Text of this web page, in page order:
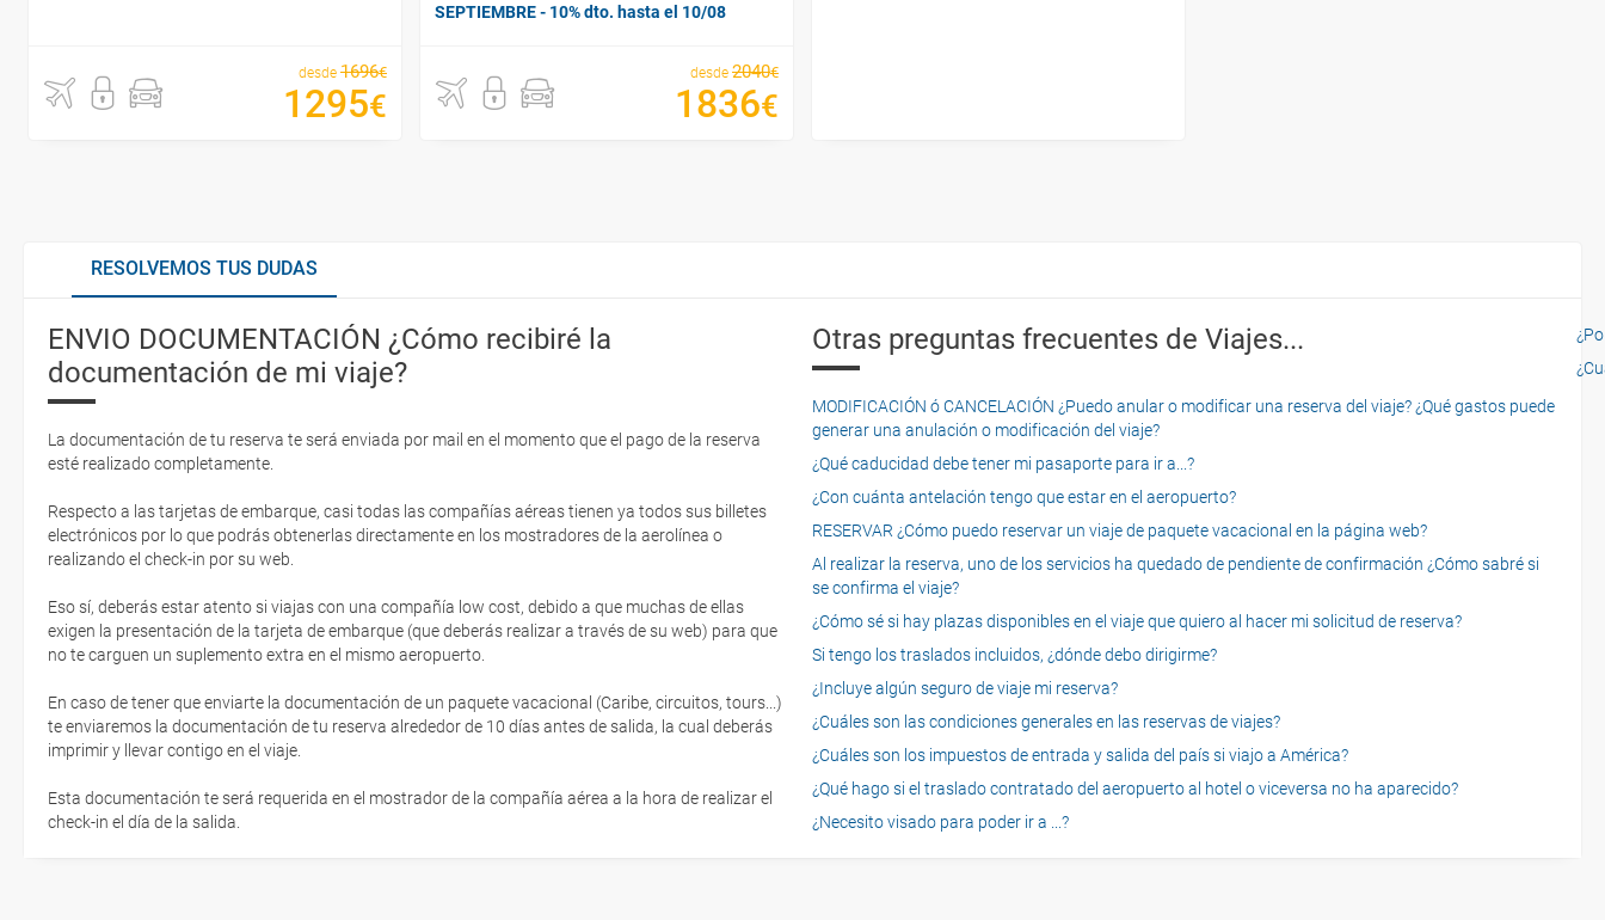
desde 1696€
1295€
SEPTIEMBRE - 10% dto. hasta el 10/08
desde 2040€
1836€
RESOLVEMOS TUS DUDAS
ENVIO DOCUMENTACIÓN ¿Cómo recibiré la
documentación de mi viaje?
La documentación de tu reserva te será enviada por mail en el momento que el pago de la reserva
esté realizado completamente.
Respecto a las tarjetas de embarque, casi todas las compañías aéreas tienen ya todos sus billetes
electrónicos por lo que podrás obtenerlas directamente en los mostradores de la aerolínea o
realizando el check-in por su web.
Eso sí, deberás estar atento si viajas con una compañía low cost, debido a que muchas de ellas
exigen la presentación de la tarjeta de embarque (que deberás realizar a través de su web) para que
no te carguen un suplemento extra en el mismo aeropuerto.
En caso de tener que enviarte la documentación de un paquete vacacional (Caribe, circuitos, tours...)
te enviaremos la documentación de tu reserva alrededor de 10 días antes de salida, la cual deberás
imprimir y llevar contigo en el viaje.
Esta documentación te será requerida en el mostrador de la compañía aérea a la hora de realizar el
check-in el día de la salida.
Otras preguntas frecuentes de Viajes...
MODIFICACIÓN ó CANCELACIÓN ¿Puedo anular o modificar una reserva del viaje? ¿Qué gastos puede
generar una anulación o modificación del viaje?
¿Qué caducidad debe tener mi pasaporte para ir a...?
¿Con cuánta antelación tengo que estar en el aeropuerto?
RESERVAR ¿Cómo puedo reservar un viaje de paquete vacacional en la página web?
Al realizar la reserva, uno de los servicios ha quedado de pendiente de confirmación ¿Cómo sabré si
se confirma el viaje?
¿Cómo sé si hay plazas disponibles en el viaje que quiero al hacer mi solicitud de reserva?
Si tengo los traslados incluidos, ¿dónde debo dirigirme?
¿Incluye algún seguro de viaje mi reserva?
¿Cuáles son las condiciones generales en las reservas de viajes?
¿Cuáles son los impuestos de entrada y salida del país si viajo a América?
¿Qué hago si el traslado contratado del aeropuerto al hotel o viceversa no ha aparecido?
¿Necesito visado para poder ir a ...?